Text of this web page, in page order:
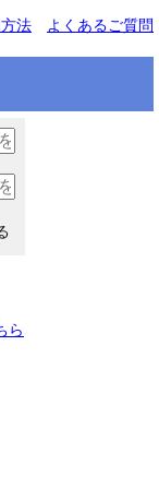
法 よくあるご質問
ら